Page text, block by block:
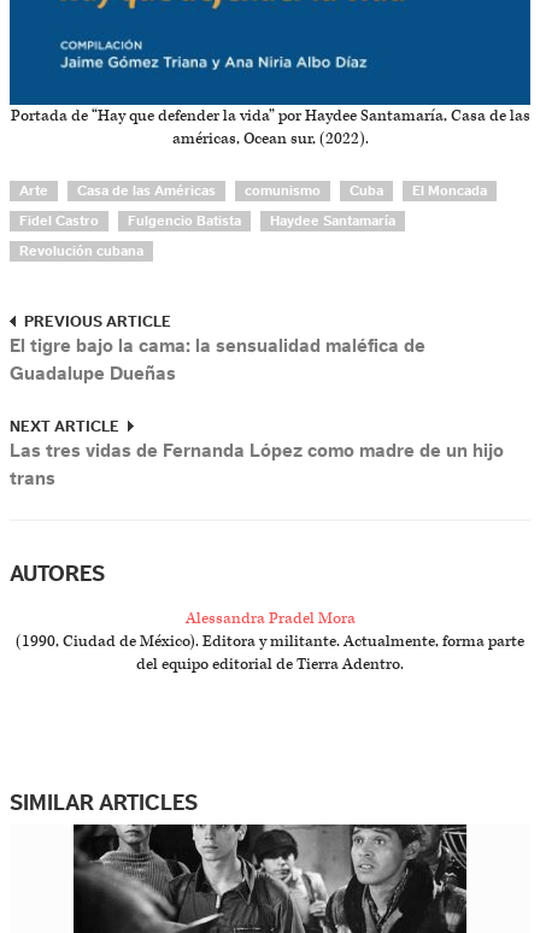
Portada de “Hay que defender la vida” por Haydee Santamaría, Casa de las
américas, Ocean sur, (2022).
Arte Casa de las Américas comunismo Cuba El Moncada
Fidel Castro Fulgencio Batista Haydee Santamaría
Revolución cubana
PREVIOUS ARTICLE
El tigre bajo la cama: la sensualidad maléfica de
Guadalupe Dueñas
NEXT ARTICLE
Las tres vidas de Fernanda López como madre de un hijo
trans
AUTORES
Alessandra Pradel Mora
(1990, Ciudad de México). Editora y militante. Actualmente, forma parte
del equipo editorial de Tierra Adentro.
SIMILAR ARTICLES